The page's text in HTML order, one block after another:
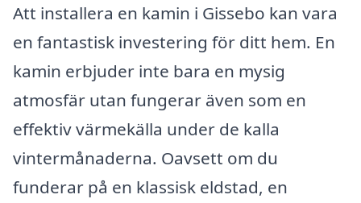
Att installera en kamin i Gissebo kan vara
en fantastisk investering för ditt hem. En
kamin erbjuder inte bara en mysig
atmosfär utan fungerar även som en
effektiv värmekälla under de kalla
vintermånaderna. Oavsett om du
funderar på en klassisk eldstad, en